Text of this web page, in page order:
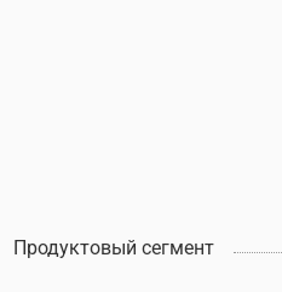
Продуктовый сегмент